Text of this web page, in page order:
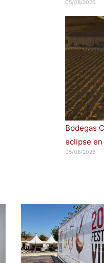
05/08/2026
Bodegas
eclipse
05/08/2026